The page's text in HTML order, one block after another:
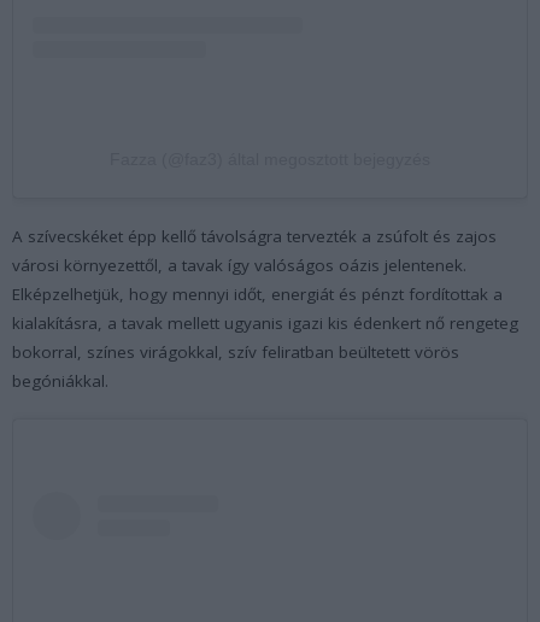
A szívecskéket épp kellő távolságra tervezték a zsúfolt és zajos
városi környezettől, a tavak így valóságos oázis jelentenek.
Elképzelhetjük, hogy mennyi időt, energiát és pénzt fordítottak a
kialakításra, a tavak mellett ugyanis igazi kis édenkert nő rengeteg
bokorral, színes virágokkal, szív feliratban beültetett vörös
begóniákkal.